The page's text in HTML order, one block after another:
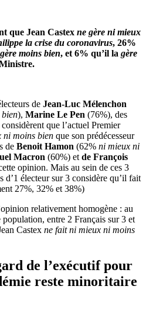
que Jean Castex ne gère ni mieux
la crise du coronavirus, 26%
gère moins bien, et 6% qu’il la gère
de Jean-Luc Mélenchon
), Marine Le Pen (76%), des
que l’actuel Premier
ni moins bien que son prédécesseur
de Benoit Hamon (62% ni mieux ni
Macron (60%) et de François
opinion. Mais au sein de ces 3
d’1 électeur sur 3 considère qu’il fait
27%, 32% et 38%)
relativement homogène : au
population, entre 2 Français sur 3 et
Castex ne fait ni mieux ni moins
de l’exécutif pour
reste minoritaire